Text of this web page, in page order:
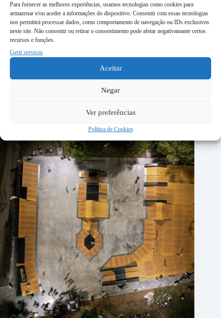
Para fornecer as melhores experiências, usamos tecnologias como cookies para
armazenar e/ou aceder a informações do dispositivo. Consentir com essas tecnologias
nos permitirá processar dados, como comportamento de navegação ou IDs exclusivos
neste site. Não consentir ou retirar o consentimento pode afetar negativamante certos
recursos e funções.
Gerir serviços
Aceitar
Negar
Ver preferências
Política de Cookies
Caldeiras sem árvores: Um símbolo da falta de visão urbana